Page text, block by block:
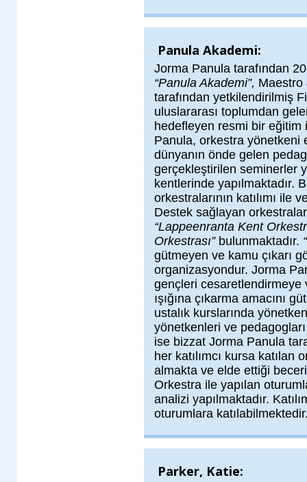
Panula Akademi:
Jorma Panula tarafından
“Panula Akademi”, Maestro
tarafından yetkilendirilmiş
uluslararası toplumdan
hedefleyen resmi bir eğitim
Panula, orkestra yönetkeni
dünyanın önde gelen
gerçekleştirilen seminerler
kentlerinde yapılmaktadır.
orkestralarının katılımı
Destek sağlayan
“Lappeenranta Kent
Orkestrası” bulunmaktadır.
gütmeyen ve kamu çıkarı
organizasyondur. Jorma
gençleri
ışığına çıkarma amacını
ustalık kurslarında
yönetkenleri ve
ise bizzat Jorma Panula
her katılımcı kursa
almakta ve elde ettiği
Orkestra ile yapılan
analizi yapılmaktadır.
oturumlara
Parker, Katie: